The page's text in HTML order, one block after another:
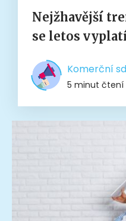
Nejžhavější
se letos
Komerční
5 minut čtení